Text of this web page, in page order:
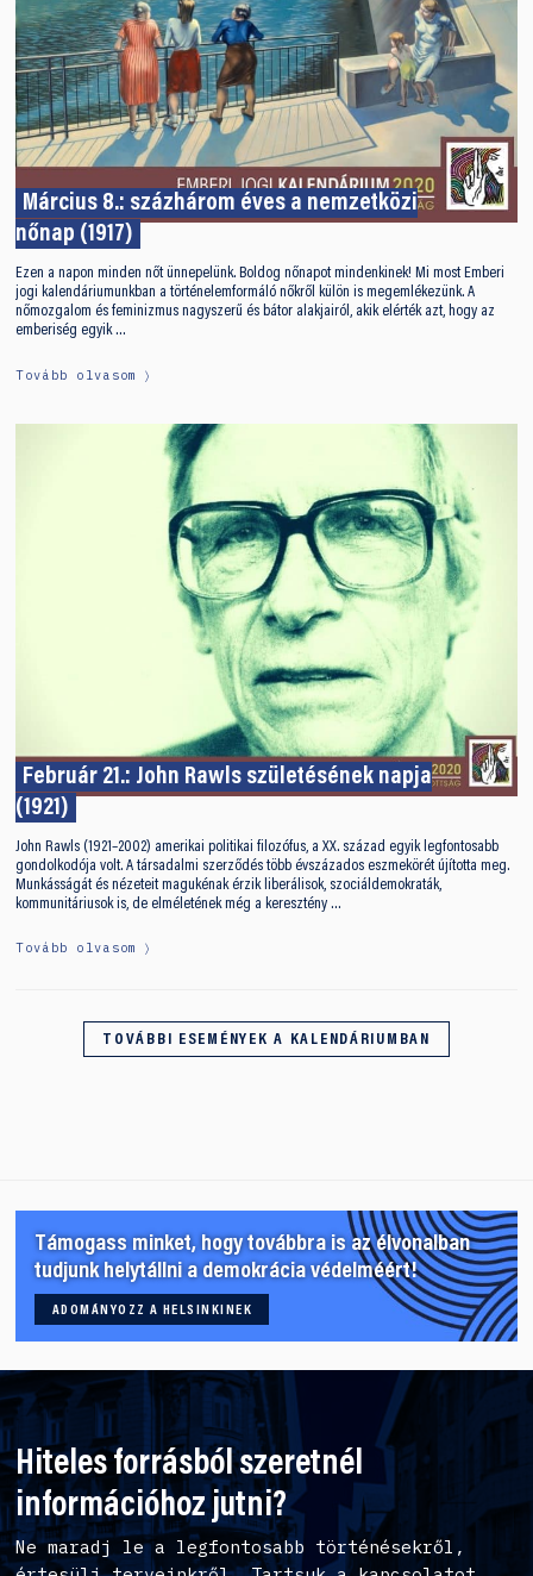
Március 8.: százhárom éves a nemzetközi
nőnap (1917)
Ezen a napon minden nőt ünnepelünk. Boldog nőnapot mindenkinek! Mi most Emberi
jogi kalendáriumunkban a történelemformáló nőkről külön is megemlékezünk. A
nőmozgalom és feminizmus nagyszerű és bátor alakjairól, akik elérték azt, hogy az
emberiség egyik …
Tovább olvasom
Február 21.: John Rawls születésének napja
(1921)
John Rawls (1921–2002) amerikai politikai filozófus, a XX. század egyik legfontosabb
gondolkodója volt. A társadalmi szerződés több évszázados eszmekörét újította meg.
Munkásságát és nézeteit magukénak érzik liberálisok, szociáldemokraták,
kommunitáriusok is, de elméletének még a keresztény …
Tovább olvasom
TOVÁBBI ESEMÉNYEK A KALENDÁRIUMBAN
Támogass minket, hogy továbbra is az élvonalban
tudjunk helytállni a demokrácia védelméért!
ADOMÁNYOZZ A HELSINKINEK
Hiteles forrásból szeretnél
információhoz jutni?
Ne maradj le a legfontosabb történésekről,